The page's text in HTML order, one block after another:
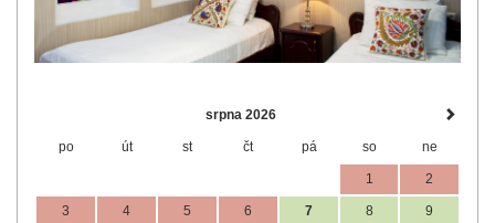
srpna 2026
po út st čt pá so ne
1 2
3 4 5 6 7 8 9